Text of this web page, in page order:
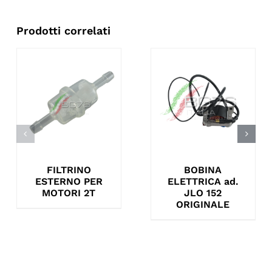
Prodotti correlati
FILTRINO
ESTERNO PER
MOTORI 2T
BOBINA
ELETTRICA ad.
JLO 152
ORIGINALE